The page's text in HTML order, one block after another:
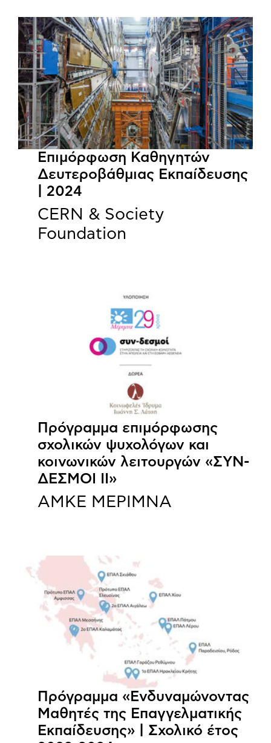
Επιμόρφωση Καθηγητών
Δευτεροβάθμιας Εκπαίδευσης
| 2024
CERN & Society
Foundation
Πρόγραμμα επιμόρφωσης
σχολικών ψυχολόγων και
κοινωνικών λειτουργών «ΣΥΝ-
ΔΕΣΜΟΙ ΙΙ»
ΑΜΚΕ ΜΕΡΙΜΝΑ
Πρόγραμμα «Ενδυναμώνοντας
Μαθητές της Επαγγελματικής
Εκπαίδευσης» | Σχολικό έτος